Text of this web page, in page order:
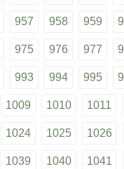
957 958 959
975 976 977
993 994 995
1009 1010 1011
1024 1025 1026
1039 1040 1041